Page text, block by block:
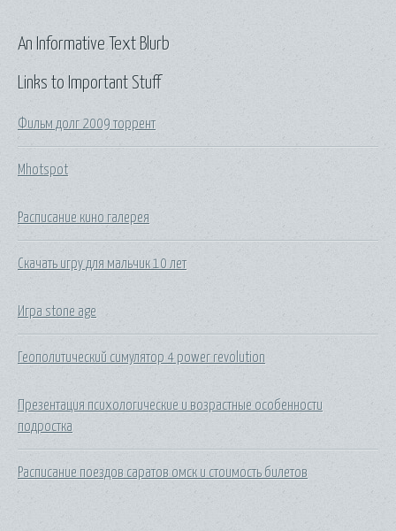
Links to Important Stuff
Фильм долг 2009 торрент
Mhotspot
Расписание кино галерея
Скачать игру для мальчик 10 лет
Игра stone age
Геополитический симулятор 4 power revolution
Презентация психологические и возрастные особенности
подростка
Расписание поездов саратов омск и стоимость билетов
An Informative Text Blurb